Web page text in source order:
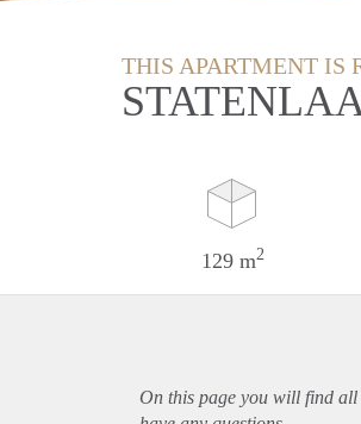
THIS APARTMENT IS
129 m2
On this page you will find